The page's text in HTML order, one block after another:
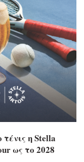
η Stella
ως το 2028